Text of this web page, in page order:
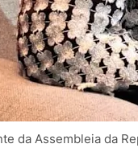
da Assembleia da